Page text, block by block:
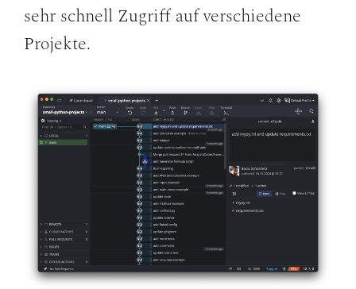
sehr schnell Zugriff auf verschiedene
Projekte.